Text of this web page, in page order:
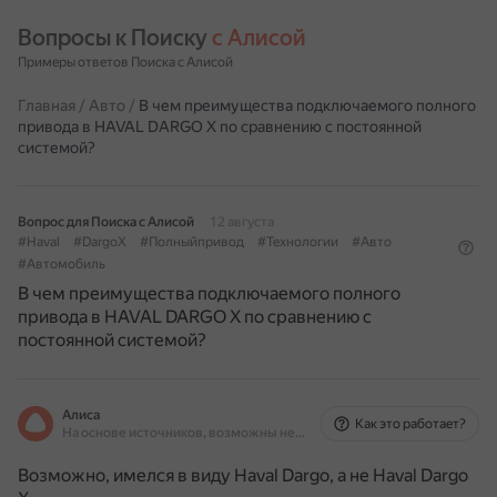
Вопросы к Поиску с Алисой
Примеры ответов Поиска с Алисой
Главная / Авто / В чем преимущества подключаемого полного
привода в HAVAL DARGO X по сравнению с постоянной
системой?
Вопрос для Поиска с Алисой
12 августа
#Haval
#DargoX #Полныйпривод #Технологии
#Авто
#Автомобиль
В чем преимущества подключаемого полного
привода в HAVAL DARGO X по сравнению с
постоянной системой?
Алиса
На основе источников, возможны неточности
Как это работает?
Возможно, имелся в виду Haval Dargo, а не Haval Dargo